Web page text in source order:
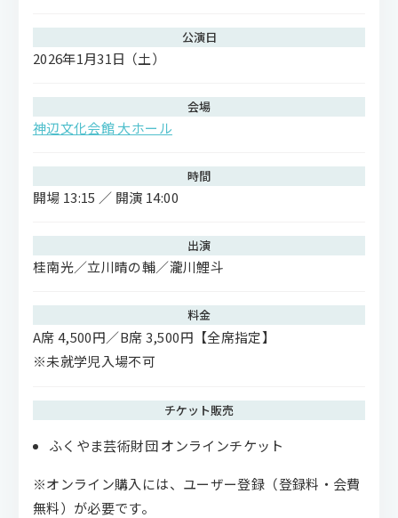
公演日
2026年1月31日 （土）
会場
神辺文化会館 大ホール
時間
開場 13:15 ／ 開演 14:00
出演
桂南光／立川晴の輔／瀧川鯉斗
料金
A席 4,500円／B席 3,500円 【全席指定】
※未就学児入場不可
チケット販売
ふくやま芸術財団 オンラインチケット
※オンライン購入には、ユーザー登録（登録料・会費
無料）が必要です。